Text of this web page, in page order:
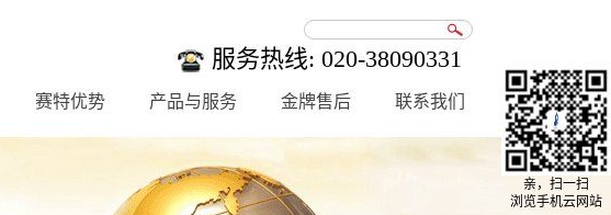
服务热线: 020-38090331
赛特优势 产品与服务 金牌售后 联系我们
亲，扫一扫
浏览手机云网站